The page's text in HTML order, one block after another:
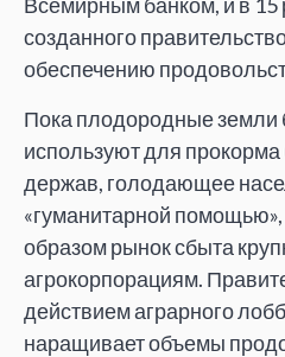
созданного
обеспечению
Пока плодородные земли
используют для
держав, голодающее
«гуманитарной
образом рынок сбыта
агрокорпорациям.
действием аграрного
наращивает объемы